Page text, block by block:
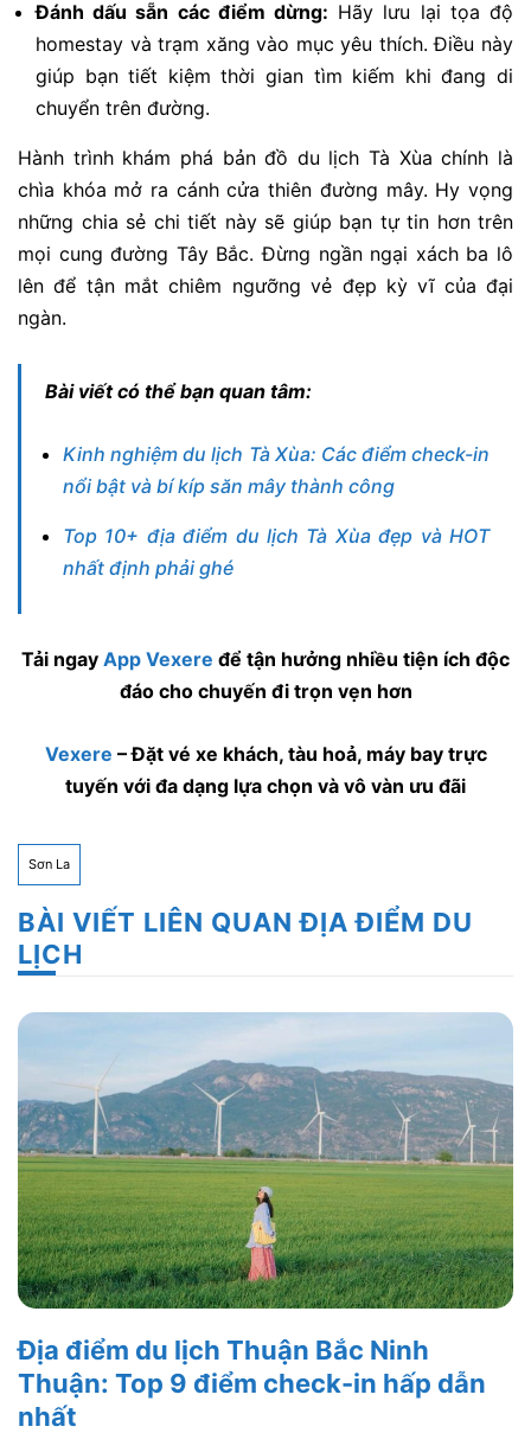
Đánh dấu sẵn các điểm dừng: Hãy lưu lại tọa độ
homestay và trạm xăng vào mục yêu thích. Điều này
giúp bạn tiết kiệm thời gian tìm kiếm khi đang di
chuyển trên đường.
Hành trình khám phá bản đồ du lịch Tà Xùa chính là
chìa khóa mở ra cánh cửa thiên đường mây. Hy vọng
những chia sẻ chi tiết này sẽ giúp bạn tự tin hơn trên
mọi cung đường Tây Bắc. Đừng ngần ngại xách ba lô
lên để tận mắt chiêm ngưỡng vẻ đẹp kỳ vĩ của đại
ngàn.
Bài viết có thể bạn quan tâm:
Kinh nghiệm du lịch Tà Xùa: Các điểm check-in
nổi bật và bí kíp săn mây thành công
Top 10+ địa điểm du lịch Tà Xùa đẹp và HOT
nhất định phải ghé
Tải ngay App Vexere để tận hưởng nhiều tiện ích độc
đáo cho chuyến đi trọn vẹn hơn
Vexere – Đặt vé xe khách, tàu hoả, máy bay trực
tuyến với đa dạng lựa chọn và vô vàn ưu đãi
Sơn La
BÀI VIẾT LIÊN QUAN ĐỊA ĐIỂM DU
LỊCH
Địa điểm du lịch Thuận Bắc Ninh
Thuận: Top 9 điểm check-in hấp dẫn
nhất